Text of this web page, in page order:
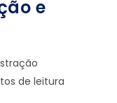
e
de leitura